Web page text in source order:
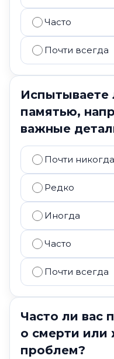
Часто
Почти всегда
памятью,
важные
Почти никогда
Редко
Иногда
Часто
Почти всегда
Часто ли вас
о смерти или
проблем?